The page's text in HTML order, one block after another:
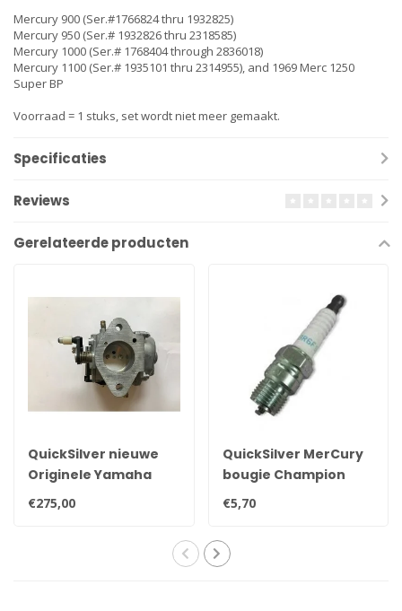
Mercury 900 (Ser.#1766824 thru 1932825)
Mercury 950 (Ser.# 1932826 thru 2318585)
Mercury 1000 (Ser.# 1768404 through 2836018)
Mercury 1100 (Ser.# 1935101 thru 2314955), and 1969 Merc 1250
Super BP
Voorraad = 1 stuks, set wordt niet meer gemaakt.
Specificaties
Reviews
Gerelateerde producten
QuickSilver nieuwe
Originele Yamaha
25pk, 30pk, 35pk &
40pk carburateur
€275,00
QuickSilver MerCury
bougie Champion
QL78YC
€5,70